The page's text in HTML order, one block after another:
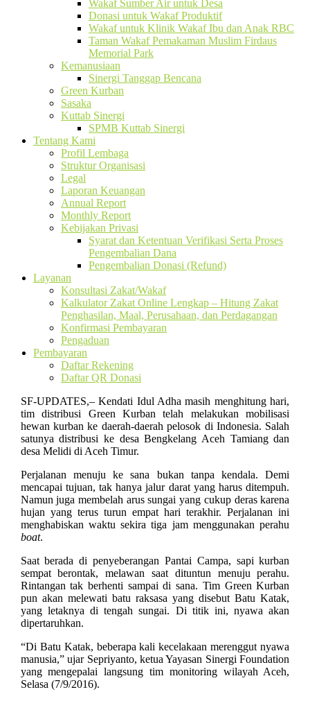
Wakaf Sumber Air untuk Desa
Donasi untuk Wakaf Produktif
Wakaf untuk Klinik Wakaf Ibu dan Anak RBC
Taman Wakaf Pemakaman Muslim Firdaus
Memorial Park
Kemanusiaan
Sinergi Tanggap Bencana
Green Kurban
Sasaka
Kuttab Sinergi
SPMB Kuttab Sinergi
Tentang Kami
Profil Lembaga
Struktur Organisasi
Legal
Laporan Keuangan
Annual Report
Monthly Report
Kebijakan Privasi
Syarat dan Ketentuan Verifikasi Serta Proses
Pengembalian Dana
Pengembalian Donasi (Refund)
Layanan
Konsultasi Zakat/Wakaf
Kalkulator Zakat Online Lengkap – Hitung Zakat
Penghasilan, Maal, Perusahaan, dan Perdagangan
Konfirmasi Pembayaran
Pengaduan
Pembayaran
Daftar Rekening
Daftar QR Donasi
SF-UPDATES,– Kendati Idul Adha masih menghitung hari,
tim distribusi Green Kurban telah melakukan mobilisasi
hewan kurban ke daerah-daerah pelosok di Indonesia. Salah
satunya distribusi ke desa Bengkelang Aceh Tamiang dan
desa Melidi di Aceh Timur.
Perjalanan menuju ke sana bukan tanpa kendala. Demi
mencapai tujuan, tak hanya jalur darat yang harus ditempuh.
Namun juga membelah arus sungai yang cukup deras karena
hujan yang terus turun empat hari terakhir. Perjalanan ini
menghabiskan waktu sekira tiga jam menggunakan perahu
boat.
Saat berada di penyeberangan Pantai Campa, sapi kurban
sempat berontak, melawan saat dituntun menuju perahu.
Rintangan tak berhenti sampai di sana. Tim Green Kurban
pun akan melewati batu raksasa yang disebut Batu Katak,
yang letaknya di tengah sungai. Di titik ini, nyawa akan
dipertaruhkan.
“Di Batu Katak, beberapa kali kecelakaan merenggut nyawa
manusia,” ujar Sepriyanto, ketua Yayasan Sinergi Foundation
yang mengepalai langsung tim monitoring wilayah Aceh,
Selasa (7/9/2016).